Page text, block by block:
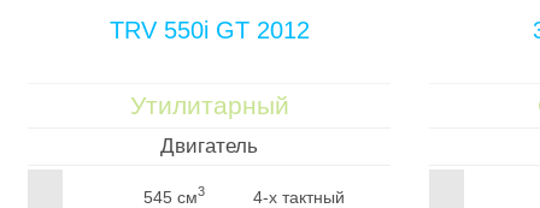
TRV 550i GT 2012
Утилитарный
Двигатель
545 см3 4-х тактный